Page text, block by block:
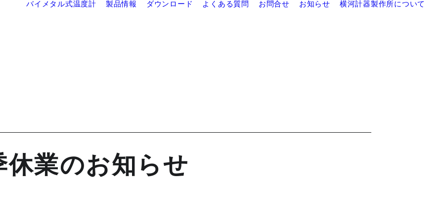
バイメタル式温度計 製品情報 ダウンロード よくある質問 お問合せ お知らせ 横河計器製作所について
休業のお知らせ